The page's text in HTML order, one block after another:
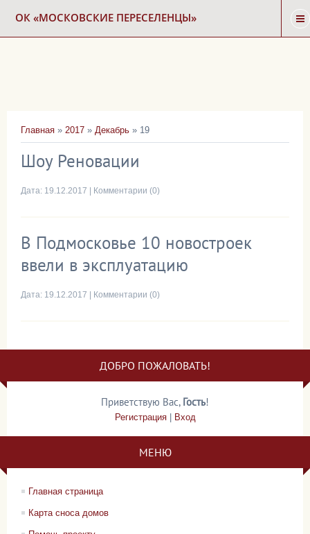
ОК «МОСКОВСКИЕ ПЕРЕСЕЛЕНЦЫ»
КАРТА СНОСА
ФОРУМ
Главная » 2017 » Декабрь » 19
Шоу Реновации
Дата: 19.12.2017 Комментарии (0)
В Подмосковье 10 новостроек
ввели в эксплуатацию
Дата: 19.12.2017 Комментарии (0)
ДОБРО ПОЖАЛОВАТЬ!
Приветствую Вас, Гость!
Регистрация| Вход
МЕНЮ
Главная страница
Карта сноса домов